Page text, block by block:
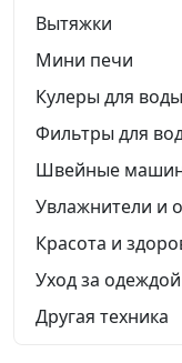
Вытяжки
Мини печи
Кулеры для воды
Фильтры для
Швейные
Увлажнители и
Красота и
Уход за одеждой
Другая техника